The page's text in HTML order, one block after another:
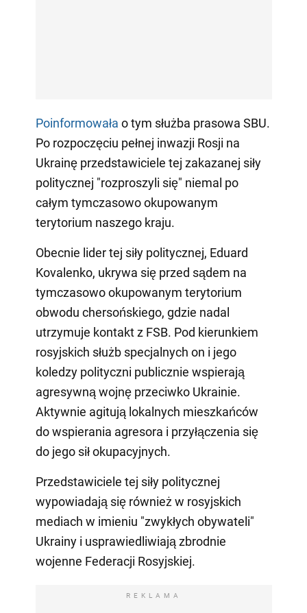
Poinformowała o tym służba prasowa SBU.
Po rozpoczęciu pełnej inwazji Rosji na
Ukrainę przedstawiciele tej zakazanej siły
politycznej "rozproszyli się" niemal po
całym tymczasowo okupowanym
terytorium naszego kraju.
Obecnie lider tej siły politycznej, Eduard
Kovalenko, ukrywa się przed sądem na
tymczasowo okupowanym terytorium
obwodu chersońskiego, gdzie nadal
utrzymuje kontakt z FSB. Pod kierunkiem
rosyjskich służb specjalnych on i jego
koledzy polityczni publicznie wspierają
agresywną wojnę przeciwko Ukrainie.
Aktywnie agitują lokalnych mieszkańców
do wspierania agresora i przyłączenia się
do jego sił okupacyjnych.
Przedstawiciele tej siły politycznej
wypowiadają się również w rosyjskich
mediach w imieniu "zwykłych obywateli"
Ukrainy i usprawiedliwiają zbrodnie
wojenne Federacji Rosyjskiej.
REKLAMA